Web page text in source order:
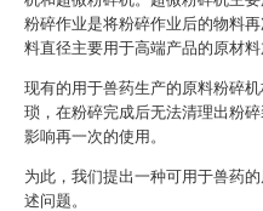
粉碎作业是将粉碎作业后的物料
料直径主要用于高端产品的原材料
现有的用于兽药生产的原料粉碎
琐，在粉碎完成后无法清理出粉
影响再一次的使用。
为此，我们提出一种可用于兽药
述问题。